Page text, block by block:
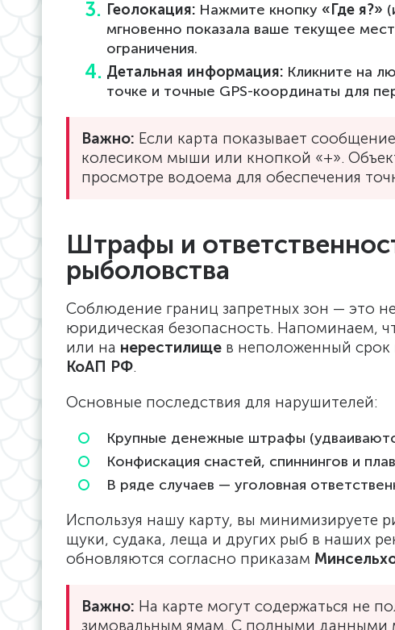
Геолокация: Нажмите кнопку «Где я?»
мгновенно показала ваше текущее
ограничения.
Детальная информация: Кликните на
точке и точные GPS-координаты для
Важно: Если карта показывает
колесиком мыши или кнопкой «+».
просмотре водоема для обеспечения
Штрафы и
рыболовства
Соблюдение границ запретных зон — это
юридическая безопасность. Напоминаем,
или на нерестилище в неположенный срок
КоАП РФ.
Основные последствия для нарушителей:
Крупные денежные штрафы
Конфискация снастей, спиннингов и
В ряде случаев — уголовная
Используя нашу карту, вы минимизируете
щуки, судака, леща и других рыб в наших
обновляются согласно приказам
Важно: На карте могут содержаться не
зимовальным ямам. С полными данными